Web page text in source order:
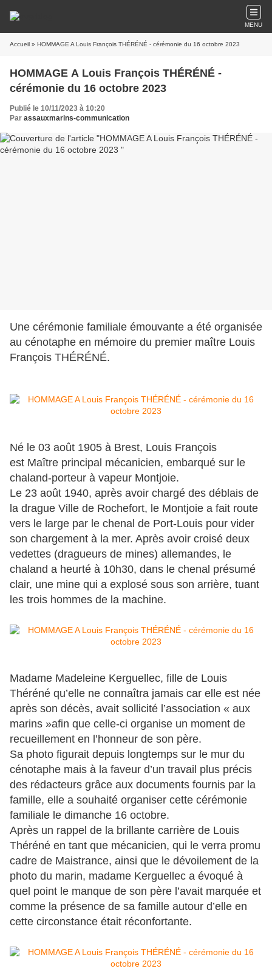
MENU
Accueil » HOMMAGE A Louis François THÉRÉNÉ - cérémonie du 16 octobre 2023
HOMMAGE A Louis François THÉRÉNÉ -
cérémonie du 16 octobre 2023
Publié le 10/11/2023 à 10:20
Par assauxmarins-communication
Une cérémonie familiale émouvante a été organisée
au cénotaphe en mémoire du premier maître Louis
François THÉRÉNÉ.
Né le 03 août 1905 à Brest, Louis François
est Maître principal mécanicien, embarqué sur le
chaland-porteur à vapeur Montjoie.
Le 23 août 1940, après avoir chargé des déblais de
la drague Ville de Rochefort, le Montjoie a fait route
vers le large par le chenal de Port-Louis pour vider
son chargement à la mer. Après avoir croisé deux
vedettes (dragueurs de mines) allemandes, le
chaland a heurté à 10h30, dans le chenal présumé
clair, une mine qui a explosé sous son arrière, tuant
les trois hommes de la machine.
Madame Madeleine Kerguellec, fille de Louis
Théréné qu’elle ne connaîtra jamais car elle est née
après son décès, avait sollicité l’association « aux
marins »afin que celle-ci organise un moment de
recueillement en l’honneur de son père.
Sa photo figurait depuis longtemps sur le mur du
cénotaphe mais à la faveur d’un travail plus précis
des rédacteurs grâce aux documents fournis par la
famille, elle a souhaité organiser cette cérémonie
familiale le dimanche 16 octobre.
Après un rappel de la brillante carrière de Louis
Théréné en tant que mécanicien, qui le verra promu
cadre de Maistrance, ainsi que le dévoilement de la
photo du marin, madame Kerguellec a évoqué à
quel point le manque de son père l’avait marquée et
comme la présence de sa famille autour d’elle en
cette circonstance était réconfortante.